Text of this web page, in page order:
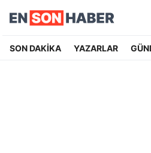
SON DAKİKA YAZARLAR